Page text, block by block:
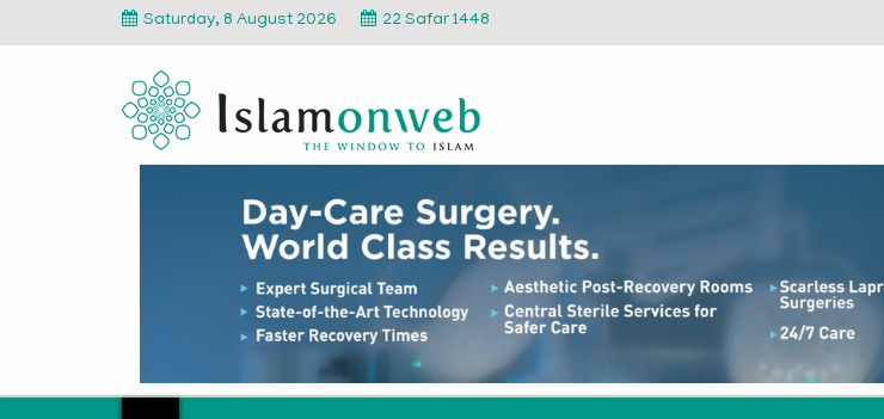
Saturday, 8 August 2026 22 Safar 1448